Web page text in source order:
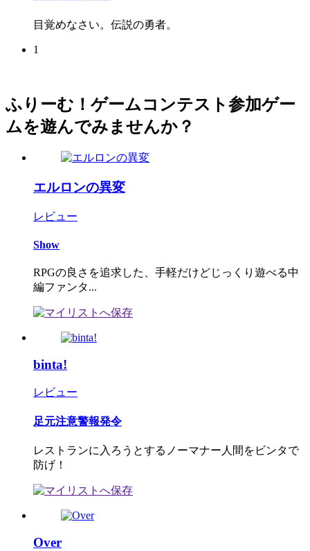
目覚めなさい。伝説の勇者。
1
ふりーむ！ゲームコンテスト参加ゲー
ムを遊んでみませんか？
エルロンの異変
レビュー
Show
RPGの良さを追求した、手軽だけどじっくり遊べる中
編ファンタ...
binta!
レビュー
足元注意警報発令
レストランに入ろうとするノーマナー人間をビンタで
防げ！
Over